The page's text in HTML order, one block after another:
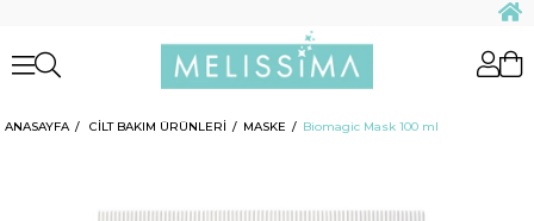
ANASAYFA CİLT BAKIM ÜRÜNLERİ MASKE Biomagic Mask 100 ml